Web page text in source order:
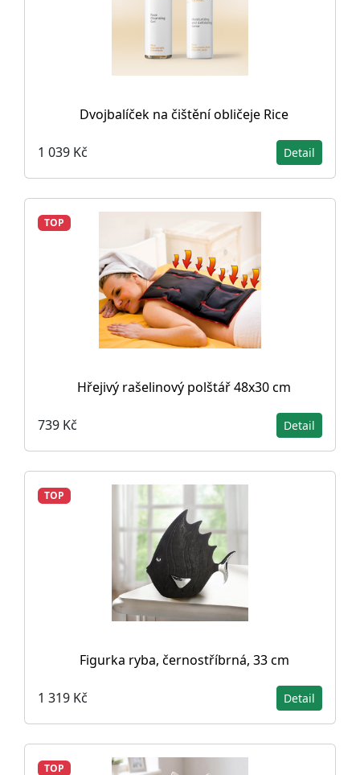
Dvojbalíček na čištění obličeje Rice
1 039 Kč Detail
TOP
Hřejivý rašelinový polštář 48x30 cm
739 Kč Detail
TOP
Figurka ryba, černostříbrná, 33 cm
1 319 Kč Detail
TOP